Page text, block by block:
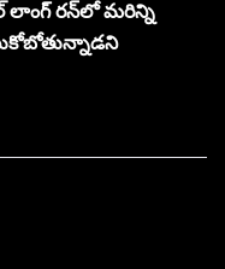
లాంగ్‌ రన్‌లో మరిన్ని